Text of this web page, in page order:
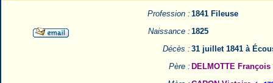
Profession : 1841 Fileuse
Naissance : 1825
Décès : 31 juillet 1841 à
Père : DELMOTTE François